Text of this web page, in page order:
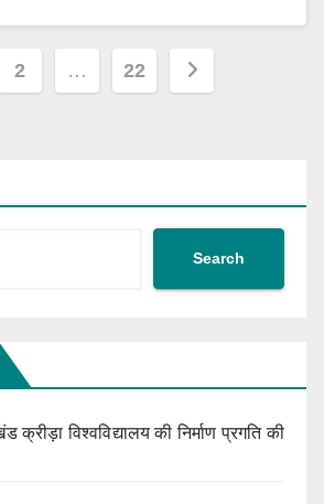
2 … 22
Search
क्रीड़ा विश्वविद्यालय की निर्माण प्रगति की